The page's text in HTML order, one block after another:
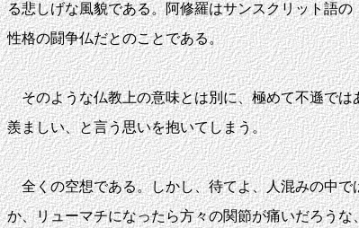
る悲しげな風貌である。阿修羅はサンスクリット語
性格の闘争仏だとのことである。
そのような仏教上の意味とは別に、極めて不遜では
羨ましい、と言う思いを抱いてしまう。
全くの空想である。しかし、待てよ、人混みの中で
か、リューマチになったら方々の関節が痛いだろう